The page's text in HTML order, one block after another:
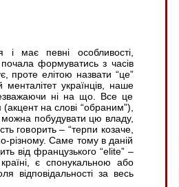
і має певні особливості,
формуватись з часів
проте елітою назвати “це”
українців, наше
ні на що. Все це
на слові “обраним”),
побудувати цю владу,
говорить – “терпи козаче,
різному. Саме тому в даній
від французького “elite” –
є спонукальною або
відповідальності за весь